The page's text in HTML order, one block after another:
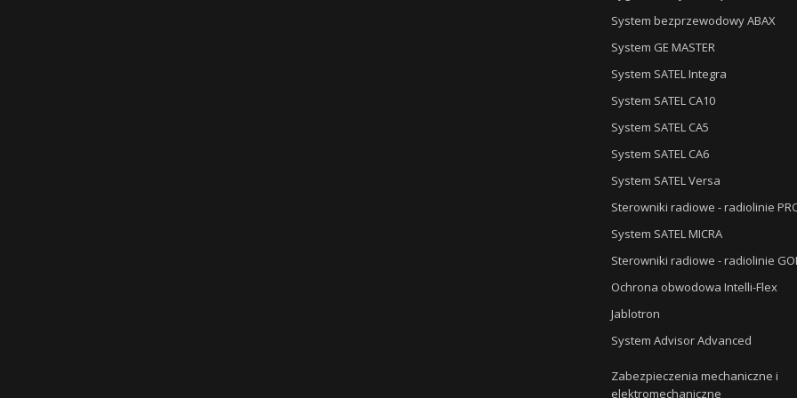
System bezprzewodowy ABAX
System GE MASTER
System SATEL Integra
System SATEL CA10
System SATEL CA5
System SATEL CA6
System SATEL Versa
Sterowniki radiowe - radiolinie
System SATEL MICRA
Sterowniki radiowe - radiolinie
Ochrona obwodowa Intelli-Flex
Jablotron
System Advisor Advanced
Zabezpieczenia mechaniczne i
elektromechaniczne